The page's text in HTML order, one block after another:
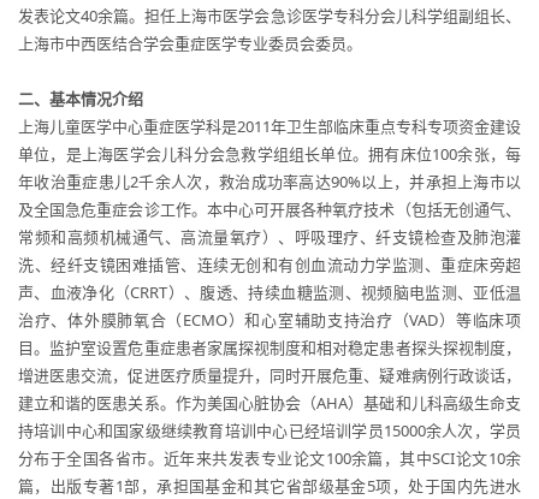
发表论文40余篇。担任上海市医学会急诊医学专科分会儿科学组副组长、
上海市中西医结合学会重症医学专业委员会委员。
二、基本情况介绍
上海儿童医学中心重症医学科是2011年卫生部临床重点专科专项资金建设
单位，是上海医学会儿科分会急救学组组长单位。拥有床位100余张，每
年收治重症患儿2千余人次，救治成功率高达90%以上，并承担上海市以
及全国急危重症会诊工作。本中心可开展各种氧疗技术（包括无创通气、
常频和高频机械通气、高流量氧疗）、呼吸理疗、纤支镜检查及肺泡灌
洗、经纤支镜困难插管、连续无创和有创血流动力学监测、重症床旁超
声、血液净化（CRRT）、腹透、持续血糖监测、视频脑电监测、亚低温
治疗、体外膜肺氧合（ECMO）和心室辅助支持治疗（VAD）等临床项
目。监护室设置危重症患者家属探视制度和相对稳定患者探头探视制度，
增进医患交流，促进医疗质量提升，同时开展危重、疑难病例行政谈话，
建立和谐的医患关系。作为美国心脏协会（AHA）基础和儿科高级生命支
持培训中心和国家级继续教育培训中心已经培训学员15000余人次，学员
分布于全国各省市。近年来共发表专业论文100余篇，其中SCI论文10余
篇，出版专著1部，承担国基金和其它省部级基金5项，处于国内先进水